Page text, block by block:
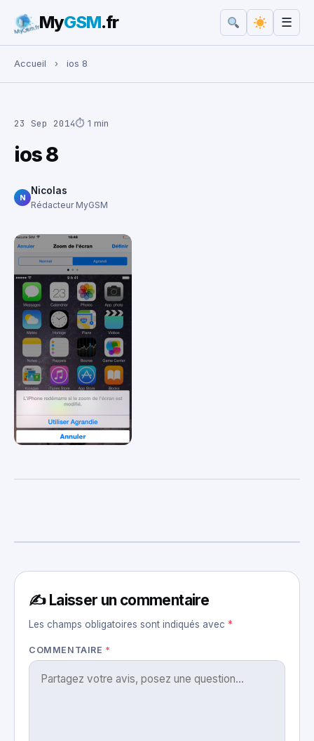
Rechercher :
MyGSM.fr ☰
Accueil › ios 8
23 Sep 2014⏱ 1 min
ios 8
N
Nicolas
Rédacteur MyGSM
✍️ Laisser un commentaire
Les champs obligatoires sont indiqués avec *
COMMENTAIRE *